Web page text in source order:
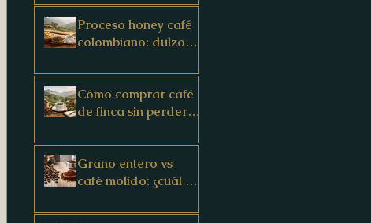
Proceso honey café
colombiano: dulzor
Cómo comprar café
de finca sin perder
Grano entero vs
café molido: ¿cuál te